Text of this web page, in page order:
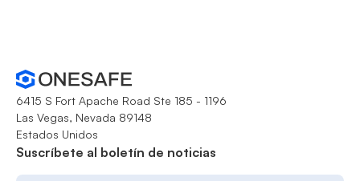
6415 S Fort Apache Road Ste 185 - 1196
Las Vegas, Nevada 89148
Estados Unidos
Suscríbete al boletín de noticias